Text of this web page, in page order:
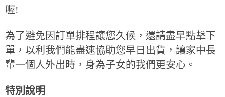
喔!
為了避免因訂單排程讓您久候，還請盡早點擊下
單，以利我們能盡速協助您早日出貨，讓家中長
輩一個人外出時，身為子女的我們更安心。
特別說明